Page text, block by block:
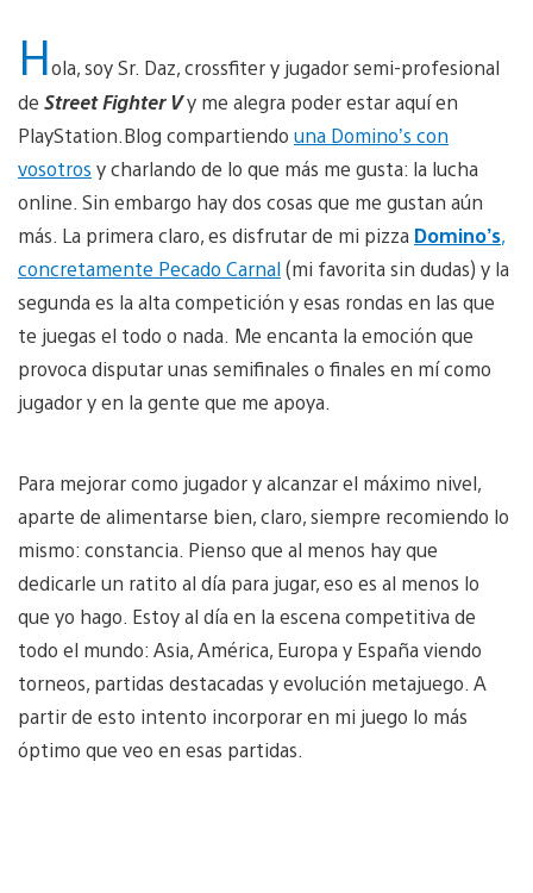
Hola, soy Sr. Daz, crossfiter y jugador semi-profesional
de Street Fighter Vy me alegra poder estar aquí en
PlayStation.Blog compartiendo una Domino’s con
vosotros y charlando de lo que más me gusta: la lucha
online. Sin embargo hay dos cosas que me gustan aún
más. La primera claro, es disfrutar de mi pizza Domino’s,
concretamente Pecado Carnal(mi favorita sin dudas) y la
segunda es la alta competición y esas rondas en las que
te juegas el todo o nada. Me encanta la emoción que
provoca disputar unas semifinales o finales en mí como
jugador y en la gente que me apoya.
Para mejorar como jugador y alcanzar el máximo nivel,
aparte de alimentarse bien, claro, siempre recomiendo lo
mismo: constancia. Pienso que al menos hay que
dedicarle un ratito al día para jugar, eso es al menos lo
que yo hago. Estoy al día en la escena competitiva de
todo el mundo: Asia, América, Europa y España viendo
torneos, partidas destacadas y evolución metajuego. A
partir de esto intento incorporar en mi juego lo más
óptimo que veo en esas partidas.